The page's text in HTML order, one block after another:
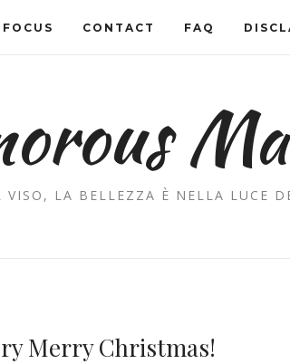
CONTACT FAQ
LA BELLEZZA È NELLA LUCE
Merry Christmas!